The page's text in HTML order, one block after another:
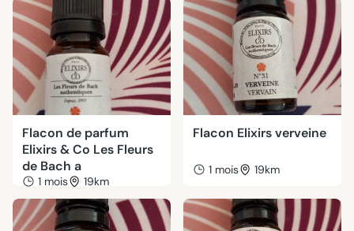
Flacon de parfum
Elixirs & Co Les Fleurs
de Bach a
1 mois 19km
Flacon Elixirs verveine
1 mois 19km